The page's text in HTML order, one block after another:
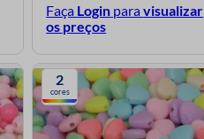
Faça Login paravisualizar
os preços
2
cores